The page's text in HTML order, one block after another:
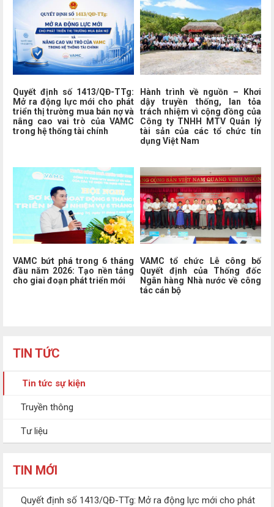
TIN TỨC
Tin tức sự kiện
Truyền thông
Tư liệu
TIN MỚI
Quyết định số 1413/QĐ-TTg: Mở ra động lực mới cho phát
Quyết định số 1413/QĐ-TTg:
Mở ra động lực mới cho phát
triển thị trường mua bán nợ và
nâng cao vai trò của VAMC
trong hệ thống tài chính
Hành trình về nguồn – Khơi
dậy truyền thống, lan tỏa
trách nhiệm vì cộng đồng của
Công ty TNHH MTV Quản lý
tài sản của các tổ chức tín
dụng Việt Nam
VAMC bứt phá trong 6 tháng
đầu năm 2026: Tạo nền tảng
cho giai đoạn phát triển mới
VAMC tổ chức Lễ công bố
Quyết định của Thống đốc
Ngân hàng Nhà nước về công
tác cán bộ